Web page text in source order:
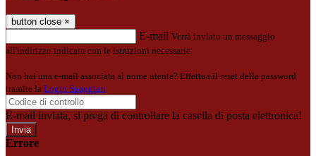
button close ×
E-mail Verrà inviato un messaggio
all'indirizzo indicato con le istruzioni necessarie.
Non hai una e-mail associata al nome utente? Effettua il reset della password
tramite la Login Spaggiari
E-mail inviata, si prega di controllare la casella di posta elettronica!
Errore